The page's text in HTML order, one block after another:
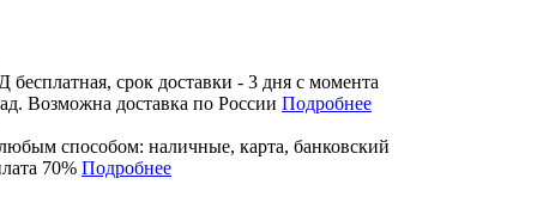
срок доставки - 3 дня с момента
Возможна доставка по России Подробнее
способом: наличные, карта, банковский
70% Подробнее